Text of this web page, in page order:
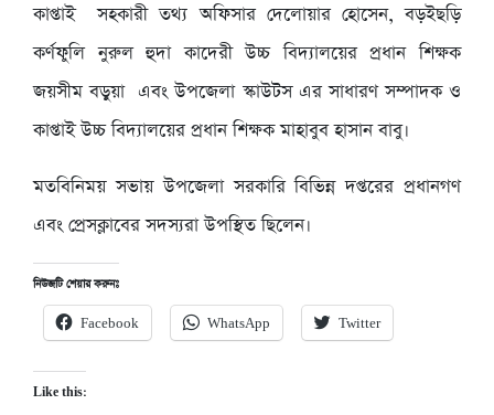
কাপ্তাই সহকারী তথ্য অফিসার দেলোয়ার হোসেন, বড়ইছড়ি
কর্ণফুলি নুরুল হুদা কাদেরী উচ্চ বিদ্যালয়ের প্রধান শিক্ষক
জয়সীম বড়ুয়া এবং উপজেলা স্কাউটস এর সাধারণ সম্পাদক ও
কাপ্তাই উচ্চ বিদ্যালয়ের প্রধান শিক্ষক মাহাবুব হাসান বাবু।
মতবিনিময় সভায় উপজেলা সরকারি বিভিন্ন দপ্তরের প্রধানগণ
এবং প্রেসক্লাবের সদস্যরা উপস্থিত ছিলেন।
নিউজটি শেয়ার করুনঃ
Facebook WhatsApp Twitter
Like this: